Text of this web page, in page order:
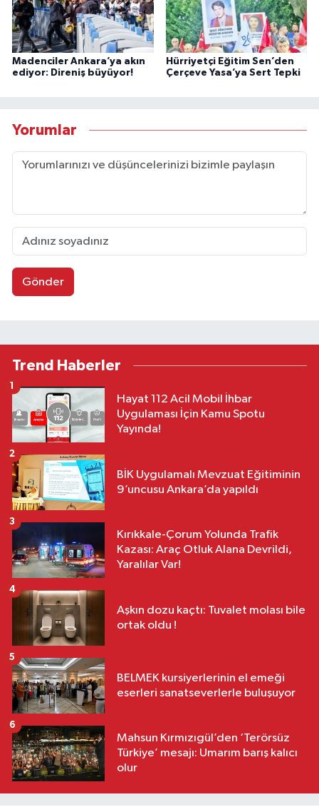
Madenciler Ankara’ya akın
ediyor: Direniş büyüyor!
Hürriyetçi Eğitim Sen’den
Çerçeve Yasa’ya Sert Tepki
Yorumlar
Gönder
Trend Haberler
Hayat 112 Acil Mobil İhbar
Uygulaması İçin Kamu Spotu
Yayında!
1
BİK Uygulamalı Mevzuat Eğitiminin
9’uncusu Ankara’da yapıldı
2
Kırıkkale-Çorum Yolunda Trafik
Kazası: Araç Otluk Alana Devrildi,
Yaralılar Var!
3
Aşkın dozu kaçtı: Tuvalet molası bile
ortak oldu !
4
BELMEK kursiyerlerinin el emeği
eserleri sanatseverlerle buluşuyor
5
Mahsun Kırmızıgül’den ‘Terörsüz
Türkiye’ mesajı: Umarım barış kalıcı
olur
6